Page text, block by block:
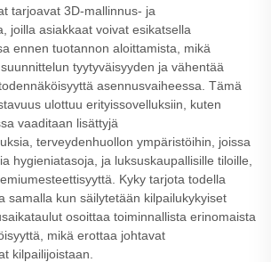
tarjoavat 3D-mallinnus- ja
joilla asiakkaat voivat esikatsella
ennen tuotannon aloittamista, mikä
tyytyväisyyden ja vähentää
asennusvaiheessa. Tämä
ulottuu erityissovelluksiin, kuten
vaaditaan lisättyjä
terveydenhuollon ympäristöihin, joissa
hygieniatasoja, ja luksuskaupallisille tiloille,
Kyky tarjota todella
samalla kun säilytetään kilpailukykyiset
osoittaa toiminnallista erinomaista
mikä erottaa johtavat
kilpailijoistaan.